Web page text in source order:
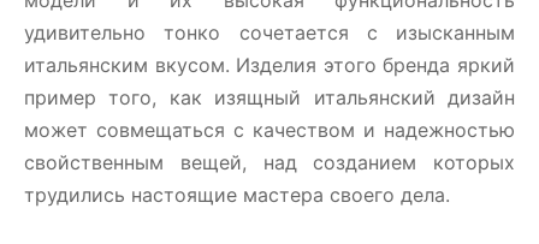
удивительно тонко сочетается с изысканным
итальянским вкусом. Изделия этого бренда яркий
пример того, как изящный итальянский дизайн
может совмещаться с качеством и надежностью
свойственным вещей, над созданием которых
трудились настоящие мастера своего дела.